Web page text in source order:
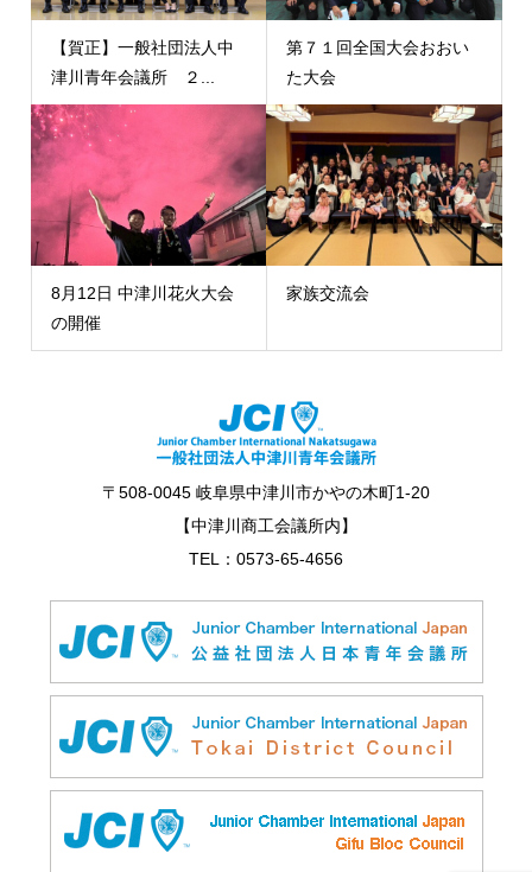
【賀正】一般社団法人中
津川青年会議所 ２...
第７１回全国大会おおい
た大会
8月12日 中津川花火大会
の開催
家族交流会
〒508-0045 岐阜県中津川市かやの木町1-20
【中津川商工会議所内】
TEL：0573-65-4656